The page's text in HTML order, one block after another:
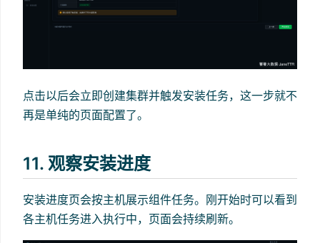
点击以后会立即创建集群并触发安装任务，这一步就不
再是单纯的页面配置了。
11. 观察安装进度
安装进度页会按主机展示组件任务。刚开始时可以看到
各主机任务进入执行中，页面会持续刷新。